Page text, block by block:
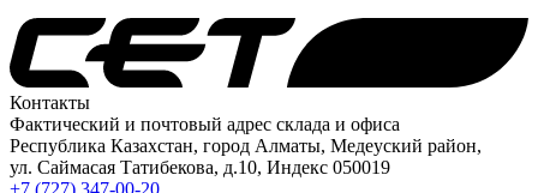
Контакты
Фактический и почтовый адрес склада и офиса
Республика Казахстан, город Алматы, Медеуский район,
ул. Саймасая Татибекова, д.10, Индекс 050019
+7 (727) 347-00-20